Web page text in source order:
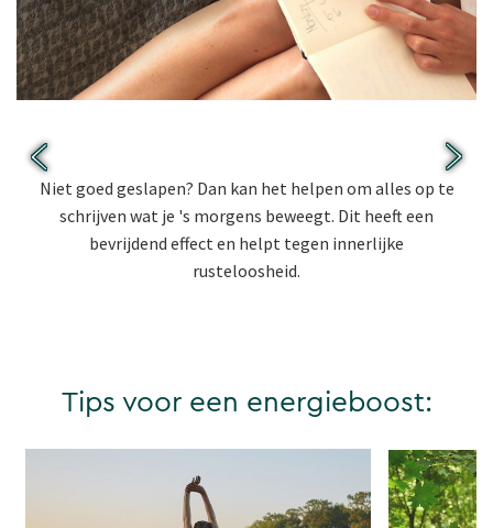
Niet goed geslapen? Dan kan het helpen om alles op te
schrijven wat je 's morgens beweegt. Dit heeft een
bevrijdend effect en helpt tegen innerlijke
rusteloosheid.
Tips voor een energieboost: